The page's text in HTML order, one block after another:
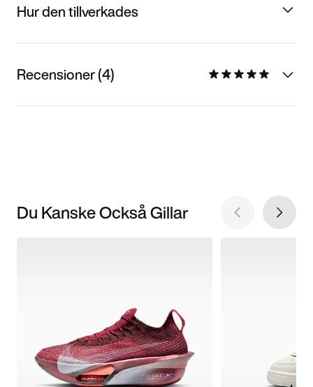
Hur den tillverkades
Recensioner (4)
Du Kanske Också Gillar